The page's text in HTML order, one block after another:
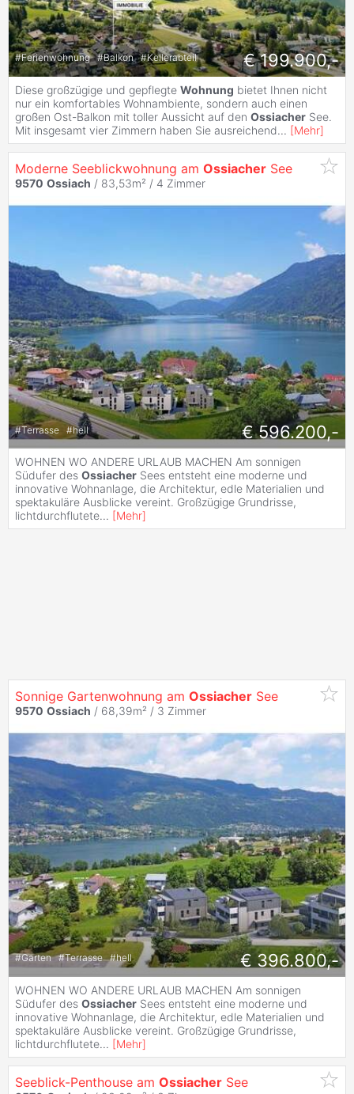
#Ferienwohnung #Balkon #Kellerabteil € 199.900,-
Diese großzügige und gepflegte Wohnung bietet Ihnen nicht
nur ein komfortables Wohnambiente, sondern auch einen
großen Ost-Balkon mit toller Aussicht auf den Ossiacher See.
Mit insgesamt vier Zimmern haben Sie ausreichend... [Mehr]
Moderne Seeblickwohnung am Ossiacher See
9570 Ossiach / 83,53m² / 4 Zimmer
#Terrasse #hell € 596.200,-
WOHNEN WO ANDERE URLAUB MACHEN Am sonnigen
Südufer des Ossiacher Sees entsteht eine moderne und
innovative Wohnanlage, die Architektur, edle Materialien und
spektakuläre Ausblicke vereint. Großzügige Grundrisse,
lichtdurchflutete... [Mehr]
Sonnige Gartenwohnung am Ossiacher See
9570 Ossiach / 68,39m² / 3 Zimmer
#Garten #Terrasse #hell € 396.800,-
WOHNEN WO ANDERE URLAUB MACHEN Am sonnigen
Südufer des Ossiacher Sees entsteht eine moderne und
innovative Wohnanlage, die Architektur, edle Materialien und
spektakuläre Ausblicke vereint. Großzügige Grundrisse,
lichtdurchflutete... [Mehr]
Seeblick-Penthouse am Ossiacher See